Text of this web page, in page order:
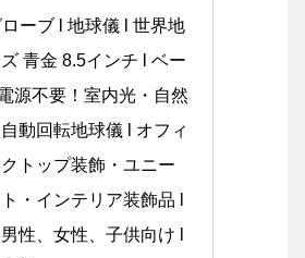
ローブ l 地球儀 l 世界地
青金 8.5インチ l ベー
源不要！室内光・自然
動回転地球儀 l オフィ
トップ装飾・ユニー
・インテリア装飾品 l
性、女性、子供向け l